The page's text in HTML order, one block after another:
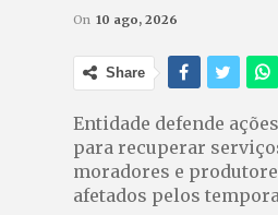
On 10 ago, 2026
Share
Entidade defende
para recuperar
moradores e
afetados pelos